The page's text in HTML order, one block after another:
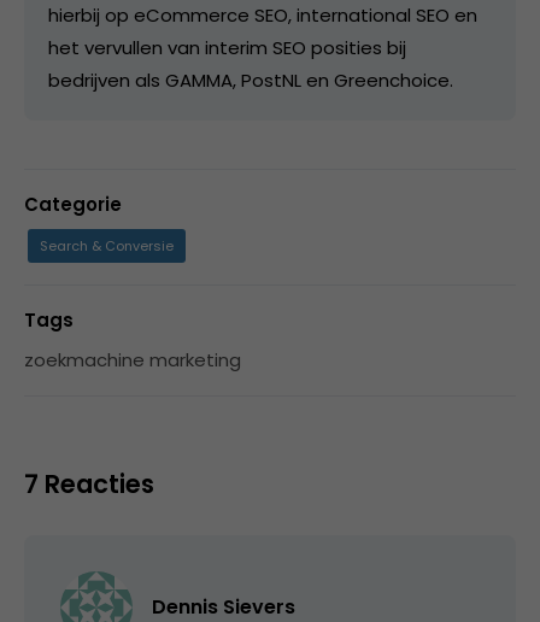
hierbij op eCommerce SEO, international SEO en
het vervullen van interim SEO posities bij
bedrijven als GAMMA, PostNL en Greenchoice.
Categorie
Search & Conversie
Tags
zoekmachine marketing
7 Reacties
Dennis Sievers